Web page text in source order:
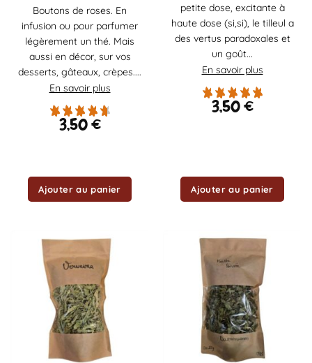
Boutons de roses. En
infusion ou pour parfumer
légèrement un thé. Mais
aussi en décor, sur vos
desserts, gâteaux, crèpes....
En savoir plus
3,50€
Ajouter au panier
petite dose, excitante à
haute dose (si,si), le tilleul a
des vertus paradoxales et
un goût...
En savoir plus
3,50€
Ajouter au panier